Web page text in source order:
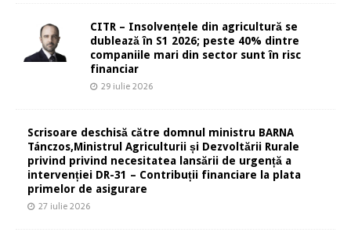
CITR – Insolvențele din agricultură se
dublează în S1 2026; peste 40% dintre
companiile mari din sector sunt în risc
financiar
29 iulie 2026
Scrisoare deschisă către domnul ministru BARNA
Tánczos,Ministrul Agriculturii și Dezvoltării Rurale
privind privind necesitatea lansării de urgență a
intervenției DR-31 – Contribuții financiare la plata
primelor de asigurare
27 iulie 2026